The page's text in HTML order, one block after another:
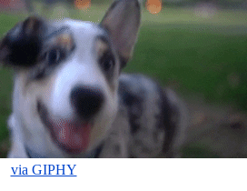
via GIPHY